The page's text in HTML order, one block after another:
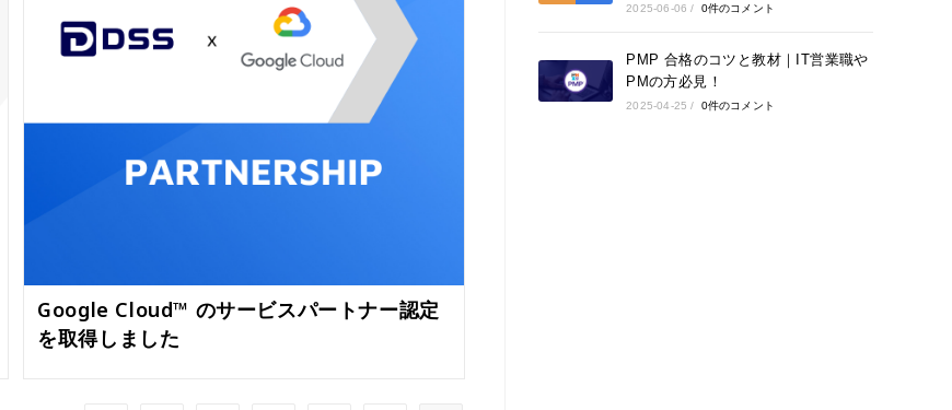
Google Cloud™ のサービスパートナー認定
を取得しました
2025-06-06 / 0件のコメント
PMP 合格のコツと教材｜IT営業職や
PMの方必見！
2025-04-25 / 0件のコメント